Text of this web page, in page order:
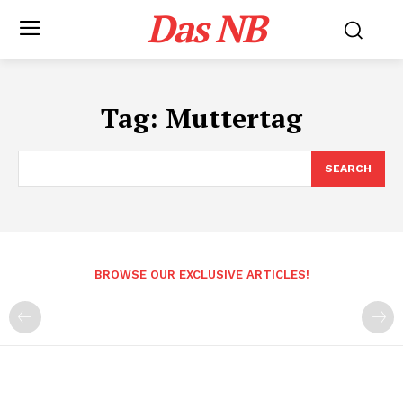
Das NB
Tag: Muttertag
SEARCH
BROWSE OUR EXCLUSIVE ARTICLES!